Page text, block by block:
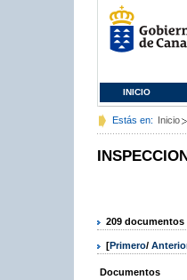
INICIO
Estás en: Inicio
209 documentos
[Primero/
Documentos